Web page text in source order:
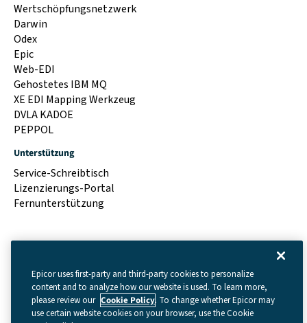
Wertschöpfungsnetzwerk
Darwin
Odex
Epic
Web-EDI
Gehostetes IBM MQ
XE EDI Mapping Werkzeug
DVLA KADOE
PEPPOL
Unterstützung
Service-Schreibtisch
Lizenzierungs-Portal
Fernunterstützung
Epicor uses first-party and third-party cookies to personalize
content and to analyze how our website is used. To learn more,
please review our Cookie Policy. To change whether Epicor may
use certain website cookies on your browser, use the Cookie